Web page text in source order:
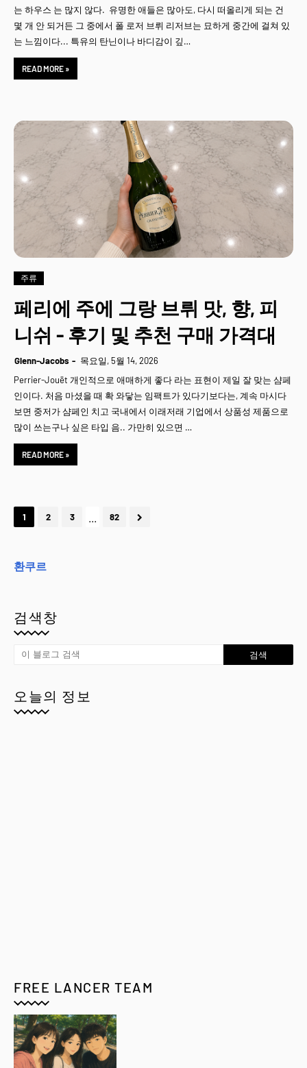
는 하우스 는 많지 않다. 유명한 애들은 많아도, 다시 떠올리게 되는 건
몇 개 안 되거든 그 중에서 폴 로저 브뤼 리저브는 묘하게 중간에 걸쳐 있
는 느낌이다... 특유의 탄닌이나 바디감이 깊…
READ MORE »
주류
페리에 주에 그랑 브뤼 맛, 향, 피
니쉬 - 후기 및 추천 구매 가격대
Glenn-Jacobs
목요일, 5월 14, 2026
Perrier-Jouët 개인적으로 애매하게 좋다 라는 표현이 제일 잘 맞는 샴페
인이다. 처음 마셨을 때 확 와닿는 임팩트가 있다기보다는, 계속 마시다
보면 중저가 샴페인 치고 국내에서 이래저래 기업에서 상품성 제품으로
많이 쓰는구나 싶은 타입 음.. 가만히 있으면 …
READ MORE »
1 2 3 82
환쿠르
검색창
오늘의 정보
FREE LANCER TEAM